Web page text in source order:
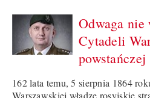
Odwaga nie
Cytadeli
162 lata temu, 5 sierpnia 1864